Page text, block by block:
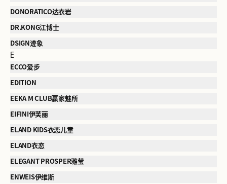
DONORATICO达衣岩
DR.KONG江博士
DSIGN迹象
E
ECCO爱步
EDITION
EEKA M CLUB赢家魅所
EIFINI伊芙丽
ELAND KIDS衣恋儿童
ELAND衣恋
ELEGANT PROSPER雅莹
ENWEIS伊维斯